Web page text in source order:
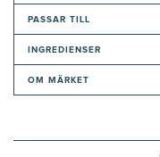
PASSAR TILL
INGREDIENSER
OM MÄRKET